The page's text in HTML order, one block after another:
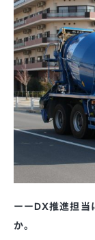
ーーDX推進担当
か。